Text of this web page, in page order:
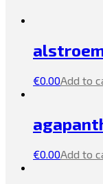
€0.00Add to
€0.00Add to